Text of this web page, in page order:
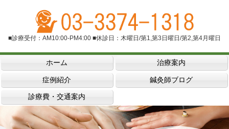
■診療受付：AM10:00-PM4:00 ■休診日：木曜日/第1,第3日曜日/第2,第4月曜日
ホーム 治療案内
症例紹介 鍼灸師ブログ
診療費・交通案内